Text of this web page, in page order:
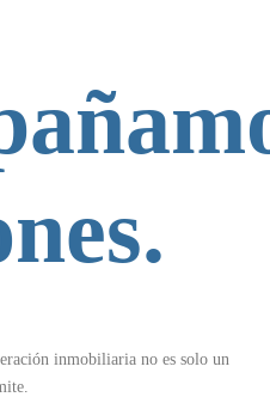
inmobiliaria no es solo un